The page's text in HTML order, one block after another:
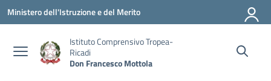
Vai ai contenuti
Vai al menu di navigazione
Vai al footer
Ministero dell'Istruzione e del Merito
Istituto Comprensivo Tropea-
Ricadi
Don Francesco Mottola